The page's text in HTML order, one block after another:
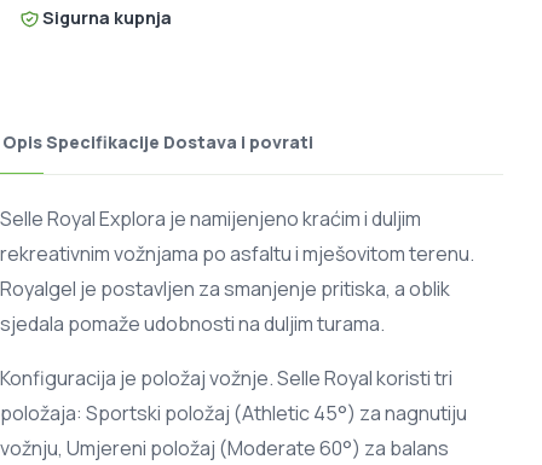
Sigurna kupnja
OpisSpecifikacije Dostava i povrati
Selle Royal Explora je namijenjeno kraćim i duljim
rekreativnim vožnjama po asfaltu i mješovitom terenu.
Royalgel je postavljen za smanjenje pritiska, a oblik
sjedala pomaže udobnosti na duljim turama.
Konfiguracija je položaj vožnje. Selle Royal koristi tri
položaja: Sportski položaj (Athletic 45°) za nagnutiju
vožnju, Umjereni položaj (Moderate 60°) za balans